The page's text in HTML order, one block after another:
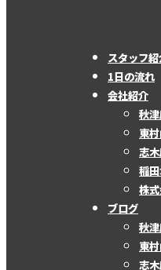
スタッフ
1日の流れ
会社紹介
秋
東
志
稲
株
ブログ
秋
東
志